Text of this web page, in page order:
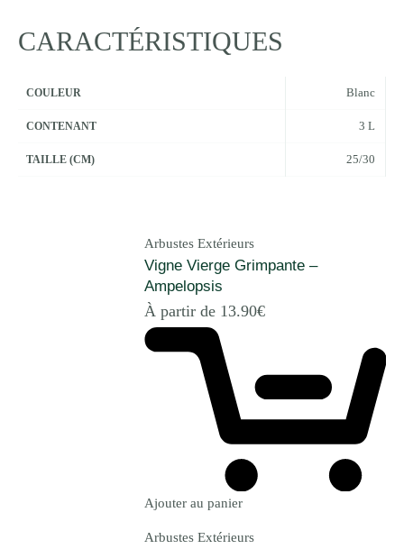
CARACTÉRISTIQUES
COULEUR Blanc
CONTENANT 3 L
TAILLE (CM) 25/30
Arbustes Extérieurs
Vigne Vierge Grimpante –
Ampelopsis
À partir de 13.90€
Ajouter au panier
Arbustes Extérieurs